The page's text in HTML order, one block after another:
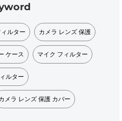
ルター カメラ レンズ 保護
ケース マイク フィルター
ルター
メラ レンズ 保護 カバー